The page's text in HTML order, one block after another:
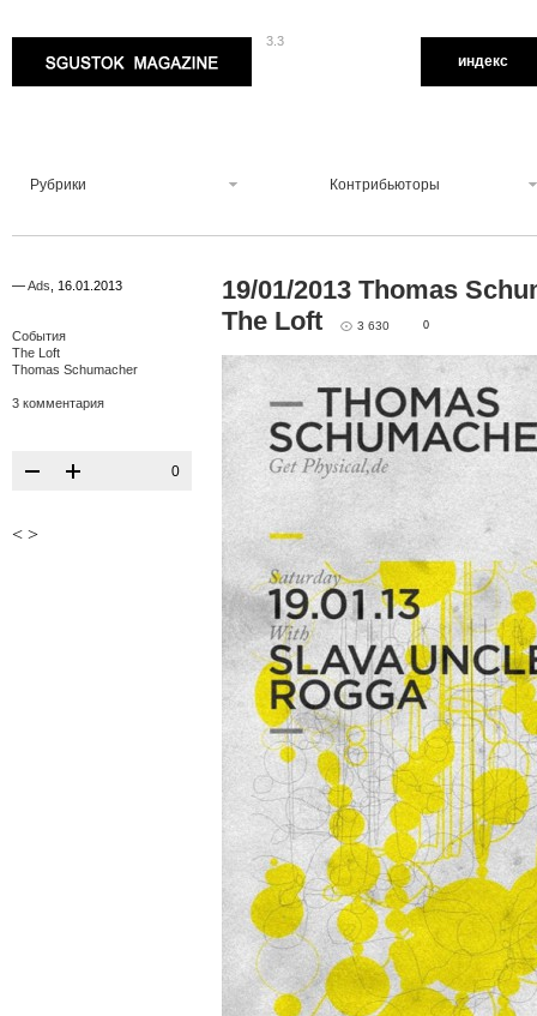
3.3
индекс
Рубрики Контрибьюторы
—Ads 16.01.2013
События
The Loft
Thomas Schumacher
3 комментария
0
< >
19/01/2013 Thomas
The Loft
3 630 0